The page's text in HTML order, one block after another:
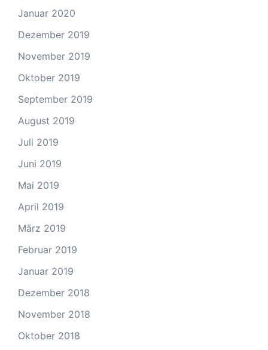
Januar 2020
Dezember 2019
November 2019
Oktober 2019
September 2019
August 2019
Juli 2019
Juni 2019
Mai 2019
April 2019
März 2019
Februar 2019
Januar 2019
Dezember 2018
November 2018
Oktober 2018